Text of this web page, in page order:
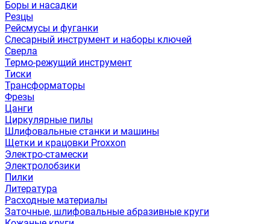
Боры и насадки
Резцы
Рейсмусы и фуганки
Слесарный инструмент и наборы ключей
Сверла
Термо-режущий инструмент
Тиски
Трансформаторы
Фрезы
Цанги
Циркулярные пилы
Шлифовальные станки и машины
Щетки и крацовки Proxxon
Электро-стамески
Электролобзики
Пилки
Литература
Расходные материалы
Заточные, шлифовальные абразивные круги